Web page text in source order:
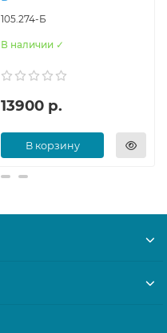
105.274-Б
В наличии ✓
13900 р.
В корзину